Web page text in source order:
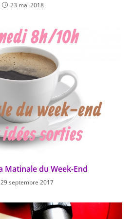
23 mai 2018
Matinale du Week-End
29 septembre 2017